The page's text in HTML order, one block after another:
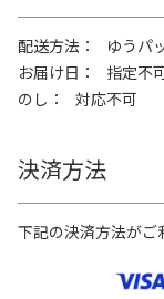
配送方法
ゆうパ
お届け日
指定不
のし
対応不可
決済方法
下記の決済方法がご